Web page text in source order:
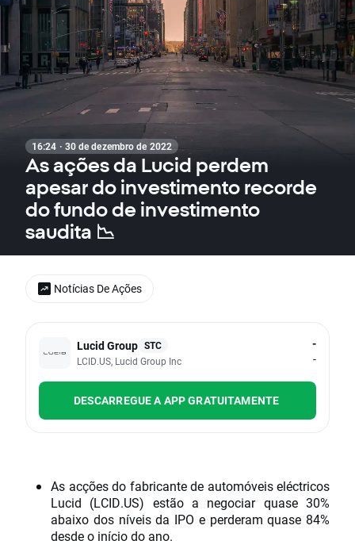
16:24 · 30 de dezembro de 2022
As ações da Lucid perdem
apesar do investimento recorde
do fundo de investimento
saudita 📉
Lucid Group STC
LCID.US, Lucid Group Inc
-
-
DESCARREGUE A APP GRATUITAMENTE
As acções do fabricante de automóveis eléctricos
Lucid (LCID.US) estão a negociar quase 30%
abaixo dos níveis da IPO e perderam quase 84%
desde o início do ano.
Notícias De Ações